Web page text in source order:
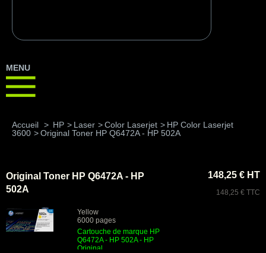
MENU
Accueil > HP > Laser >Color Laserjet > HP Color Laserjet
3600 >Original Toner HP Q6472A - HP 502A
Original Toner HP Q6472A - HP
502A
Yellow
6000 pages
Cartouche de marque HP
Q6472A - HP 502A - HP
Original
148,25 € HT
148,25 € TTC